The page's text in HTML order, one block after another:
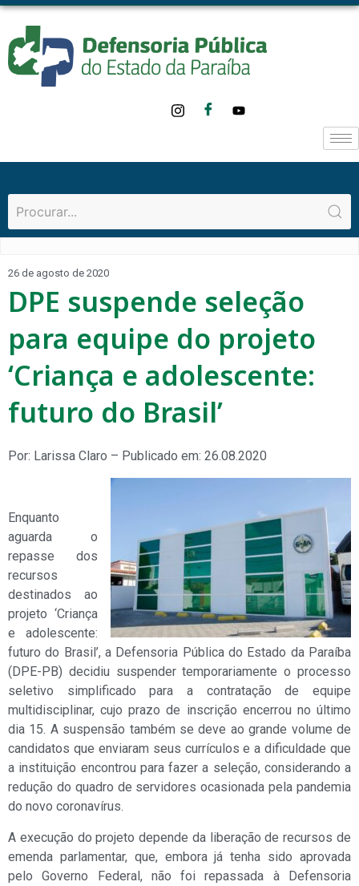
26 de agosto de 2020
DPE suspende seleção
para equipe do projeto
‘Criança e adolescente:
futuro do Brasil’
Por: Larissa Claro – Publicado em: 26.08.2020
Enquanto
aguarda o
repasse dos
recursos
destinados ao
projeto ‘Criança
e adolescente:
futuro do Brasil’, a Defensoria Pública do Estado da Paraíba
(DPE-PB) decidiu suspender temporariamente o processo
seletivo simplificado para a contratação de equipe
multidisciplinar, cujo prazo de inscrição encerrou no último
dia 15. A suspensão também se deve ao grande volume de
candidatos que enviaram seus currículos e a dificuldade que
a instituição encontrou para fazer a seleção, considerando a
redução do quadro de servidores ocasionada pela pandemia
do novo coronavírus.
A execução do projeto depende da liberação de recursos de
emenda parlamentar, que, embora já tenha sido aprovada
pelo Governo Federal, não foi repassada à Defensoria